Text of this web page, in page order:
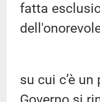
fatta
su cui c’è